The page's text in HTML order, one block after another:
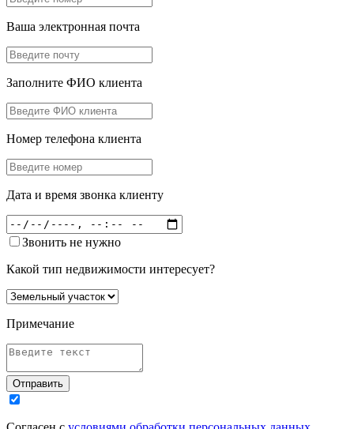
Ваша электронная почта
Заполните ФИО клиента
Номер телефона клиента
Дата и время звонка клиенту
Звонить не нужно
Какой тип недвижимости интересует?
Примечание
Отправить